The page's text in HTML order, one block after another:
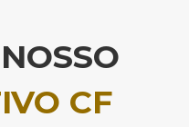
CF